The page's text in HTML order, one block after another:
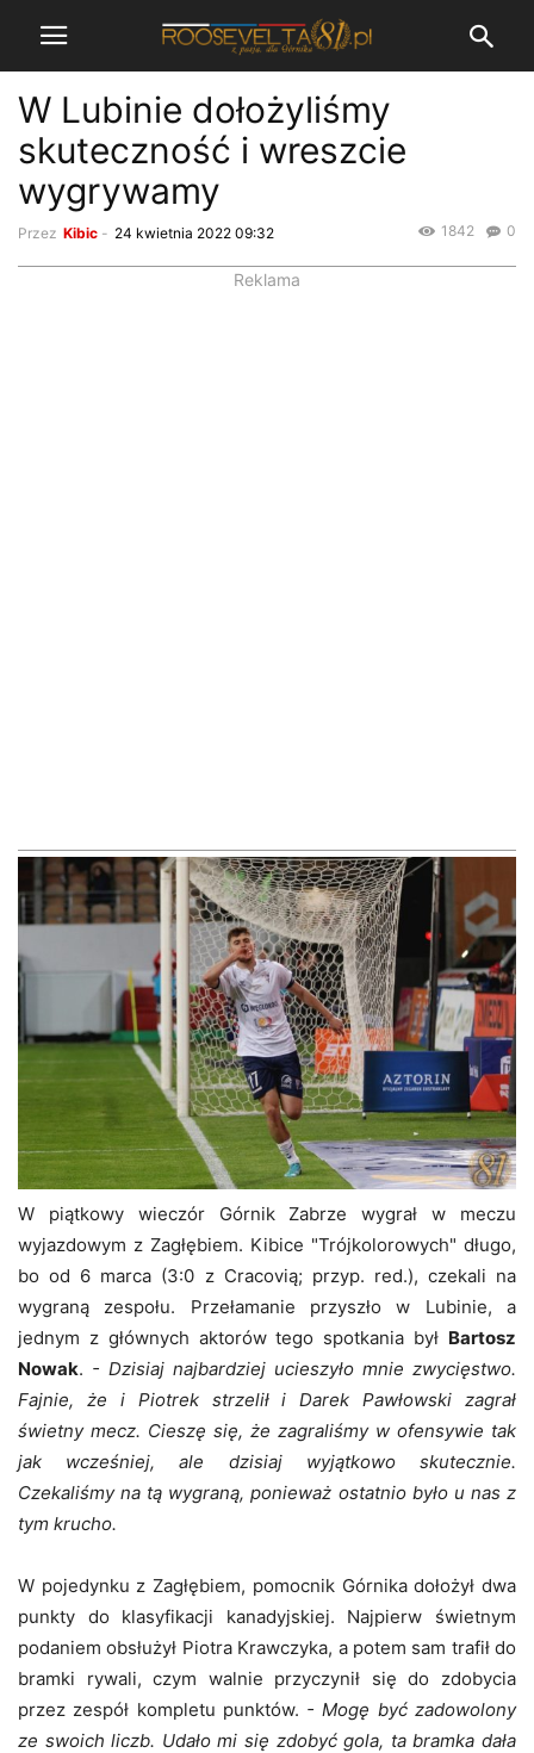
W Lubinie dołożyliśmy
skuteczność i wreszcie
wygrywamy
Przez Kibic - 24 kwietnia 2022 09:32 0
1842
W piątkowy wieczór Górnik Zabrze wygrał w meczu
wyjazdowym z Zagłębiem. Kibice "Trójkolorowych" długo,
bo od 6 marca (3:0 z Cracovią; przyp. red.), czekali na
wygraną zespołu. Przełamanie przyszło w Lubinie, a
jednym z głównych aktorów tego spotkania był Bartosz
Nowak. - Dzisiaj najbardziej ucieszyło mnie zwycięstwo.
Fajnie, że i Piotrek strzelił i Darek Pawłowski zagrał
świetny mecz. Cieszę się, że zagraliśmy w ofensywie tak
jak wcześniej, ale dzisiaj wyjątkowo skutecznie.
Czekaliśmy na tą wygraną, ponieważ ostatnio było u nas z
tym krucho.
W pojedynku z Zagłębiem, pomocnik Górnika dołożył dwa
punkty do klasyfikacji kanadyjskiej. Najpierw świetnym
podaniem obsłużył Piotra Krawczyka, a potem sam trafił do
bramki rywali, czym walnie przyczynił się do zdobycia
przez zespół kompletu punktów. - Mogę być zadowolony
ze swoich liczb. Udało mi się zdobyć gola, ta bramka dała